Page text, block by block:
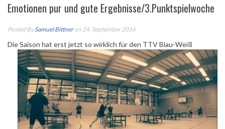
Emotionen pur und gute Ergebnisse/3.Punktspielwoche
Posted BySamuel Bittneron 24. September 2016
Die Saison hat erst jetzt so wirklich für den TTV Blau-Weiß